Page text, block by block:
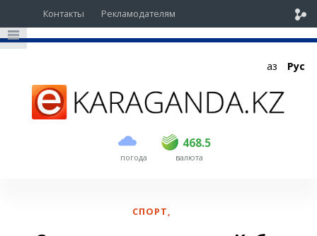
Контакты Рекламодателям
Қаз Рус
погода
468.5
USD 467 468.5
EUR валюта
СПОРТ,